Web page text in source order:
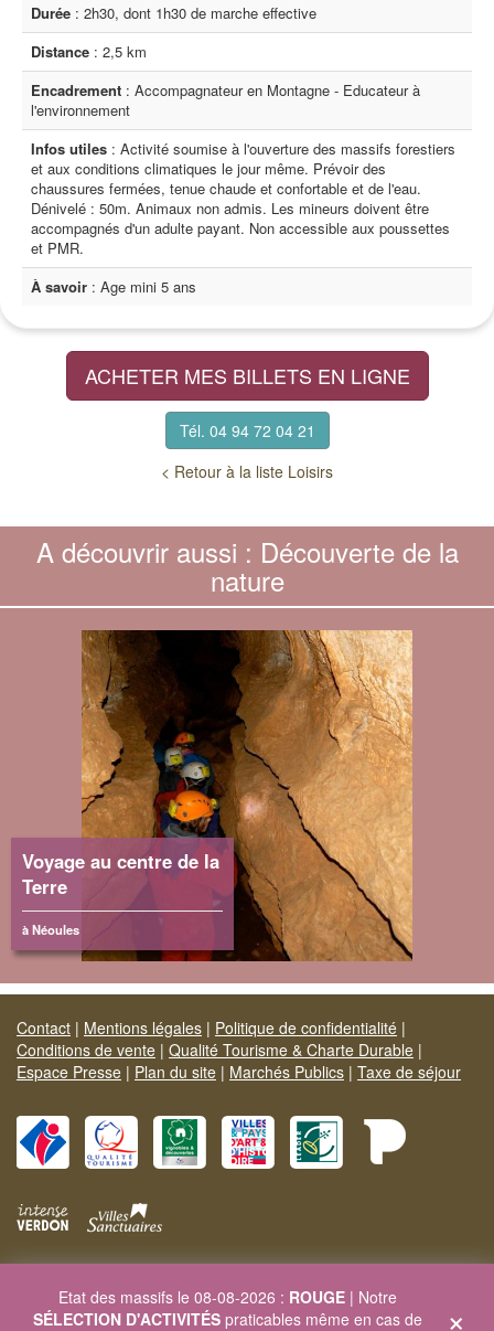
Durée : 2h30, dont 1h30 de marche effective
Distance : 2,5 km
Encadrement : Accompagnateur en Montagne - Educateur à
l'environnement
Infos utiles : Activité soumise à l'ouverture des massifs forestiers
et aux conditions climatiques le jour même. Prévoir des
chaussures fermées, tenue chaude et confortable et de l'eau.
Dénivelé : 50m. Animaux non admis. Les mineurs doivent être
accompagnés d'un adulte payant. Non accessible aux poussettes
et PMR.
À savoir : Age mini 5 ans
ACHETER MES BILLETS EN LIGNE
Tél. 04 94 72 04 21
< Retour à la liste Loisirs
A découvrir aussi : Découverte de la
nature
Voyage au centre de la
Terre
à Néoules
Contact | Mentions légales | Politique de confidentialité |
Conditions de vente | Qualité Tourisme & Charte Durable |
Espace Presse | Plan du site | Marchés Publics | Taxe de séjour
Carrefour de l'Europe - 83170 BRIGNOLES - Tél. 04 94 72 04 21
Site web :www.provenceverteverdon.fr- Site séjour : ×
Etat des massifs le 08-08-2026 : ROUGE | Notre
SÉLECTION D'ACTIVITÉS praticables même en cas de